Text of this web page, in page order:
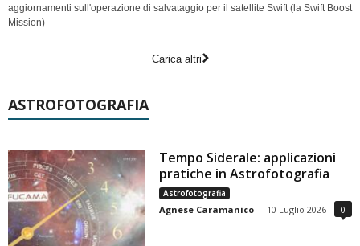
aggiornamenti sull'operazione di salvataggio per il satellite Swift (la Swift Boost
Mission)
Carica altri
ASTROFOTOGRAFIA
Tempo Siderale: applicazioni
pratiche in Astrofotografia
Astrofotografia
Agnese Caramanico - 10 Luglio 2026 0